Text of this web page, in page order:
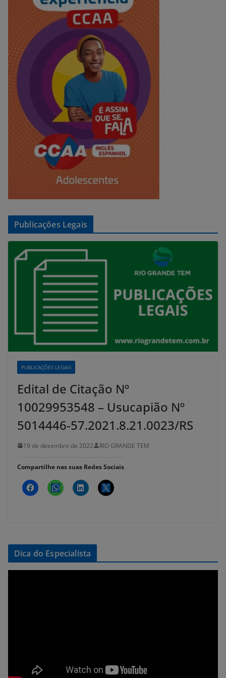
Publicações Legais
PUBLICAÇÕES LEGAIS
Edital de Citação Nº
10029953548 – Usucapião Nº
5014446-57.2021.8.21.0023/RS
19 de dezembro de 2022 RIO GRANDE TEM
Compartilhe nas suas Redes Sociais
Dica do Especialista